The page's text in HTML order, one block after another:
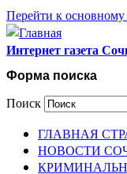
Перейти к
Интернет газета
Форма поиска
Поиск
ГЛАВНАЯ
НОВОСТИ